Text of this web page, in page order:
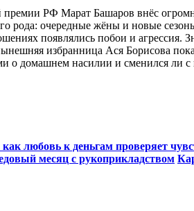
премии РФ Марат Башаров внёс
рода: очередные жёны и новые
появлялись побои и
избранница Ася Борисова
о домашнем насилии и сменился
любовь к деньгам проверяет
месяц с рукоприкладством